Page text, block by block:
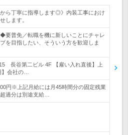
から丁寧に指導します◎》内装工事におけ
します。
◆要普免／転職を機に新しいことにチャレ
を目指したい、そういう方を歓迎しま
長谷第二ビル 4F 【雇い入れ直後】上
会社の…
円※上記月給には月45時間分の固定残業
過分は別途支給…